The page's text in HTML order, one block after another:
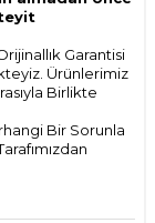
Garantisi
Ürünlerimiz
Birlikte
Bir Sorunla